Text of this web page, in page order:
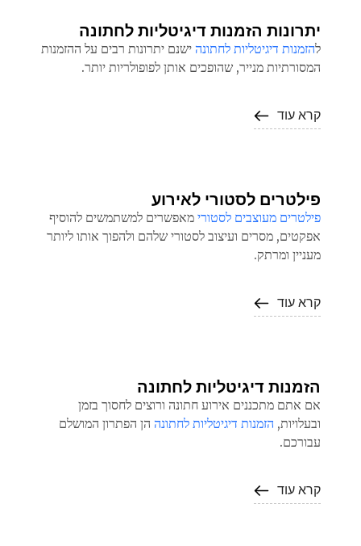
יתרונות הזמנות דיגיטליות לחתונה
להזמנות דיגיטליות לחתונה ישנם יתרונות רבים על ההזמנות
המסורתיות מנייר, שהופכים אותן לפופולריות יותר.
קרא עוד
פילטרים לסטורי לאירוע
פילטרים מעוצבים לסטורי מאפשרים למשתמשים להוסיף
אפקטים, מסרים ועיצוב לסטורי שלהם ולהפוך אותו ליותר
מעניין ומרתק.
קרא עוד
הזמנות דיגיטליות לחתונה
אם אתם מתכננים אירוע חתונה ורוצים לחסוך בזמן
ובעלויות, הזמנות דיגיטליות לחתונה הן הפתרון המושלם
עבורכם.
קרא עוד